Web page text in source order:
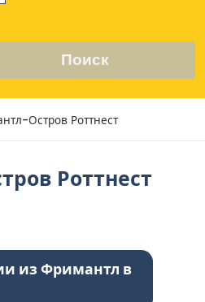
Поиск
Остров Роттнест
Роттнест
из Фримантл в